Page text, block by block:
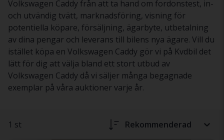
Volkswagen Caddy från att ta hand om fordonstest, in-
och utvändig tvätt, marknadsföring, visning för
potentiella köpare, försäljning, ägarbyte, utbetalning
av dina pengar och leverans till bilens nya ägare. Vill du
istället köpa en Volkswagen Caddy gör vi på Kvdbil det
lätt för dig att välja bland ett stort utbud av
Volkswagen Caddy då vi säljer många begagnade
exemplar på våra auktioner varje år.
1 st Rekommenderad